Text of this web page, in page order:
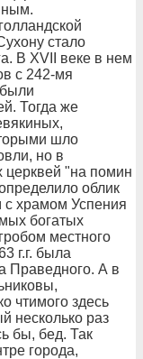
стало
В XVII веке в нем
с 242-мя
Тогда же
шло
но в
церквей "на помин
облик
храмом Успения
богатых
местного
г.г. была
Праведного. А в
чтимого здесь
несколько раз
бы, бед. Так
города,